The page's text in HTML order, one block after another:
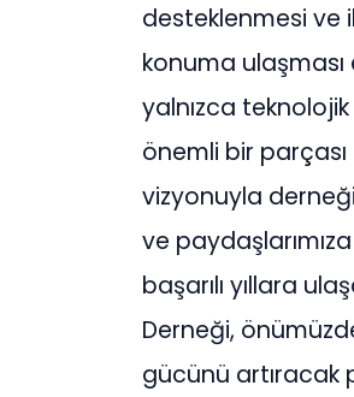
desteklenmesi ve
konuma ulaşması
yalnızca
önemli bir
vizyonuyla
ve
başarılı yıllara
Derneği,
gücünü artıracak